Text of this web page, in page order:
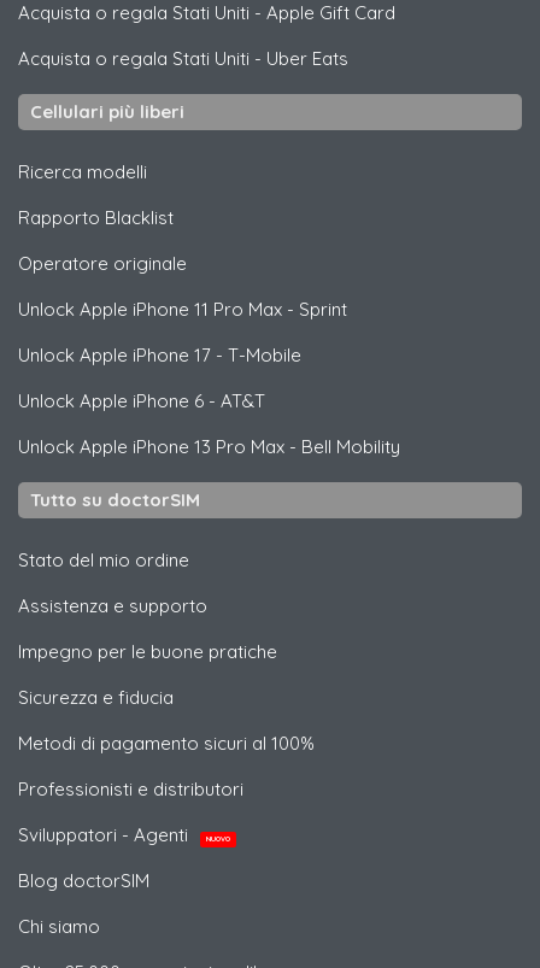
Acquista o regala Stati Uniti - Apple Gift Card
Acquista o regala Stati Uniti - Uber Eats
Cellulari più liberi
Ricerca modelli
Rapporto Blacklist
Operatore originale
Unlock Apple iPhone 11 Pro Max - Sprint
Unlock Apple iPhone 17 - T-Mobile
Unlock Apple iPhone 6 - AT&T
Unlock Apple iPhone 13 Pro Max - Bell Mobility
Tutto su doctorSIM
Stato del mio ordine
Assistenza e supporto
Impegno per le buone pratiche
Sicurezza e fiducia
Metodi di pagamento sicuri al 100%
Professionisti e distributori
Sviluppatori - Agenti
NUOVO
Blog doctorSIM
Chi siamo